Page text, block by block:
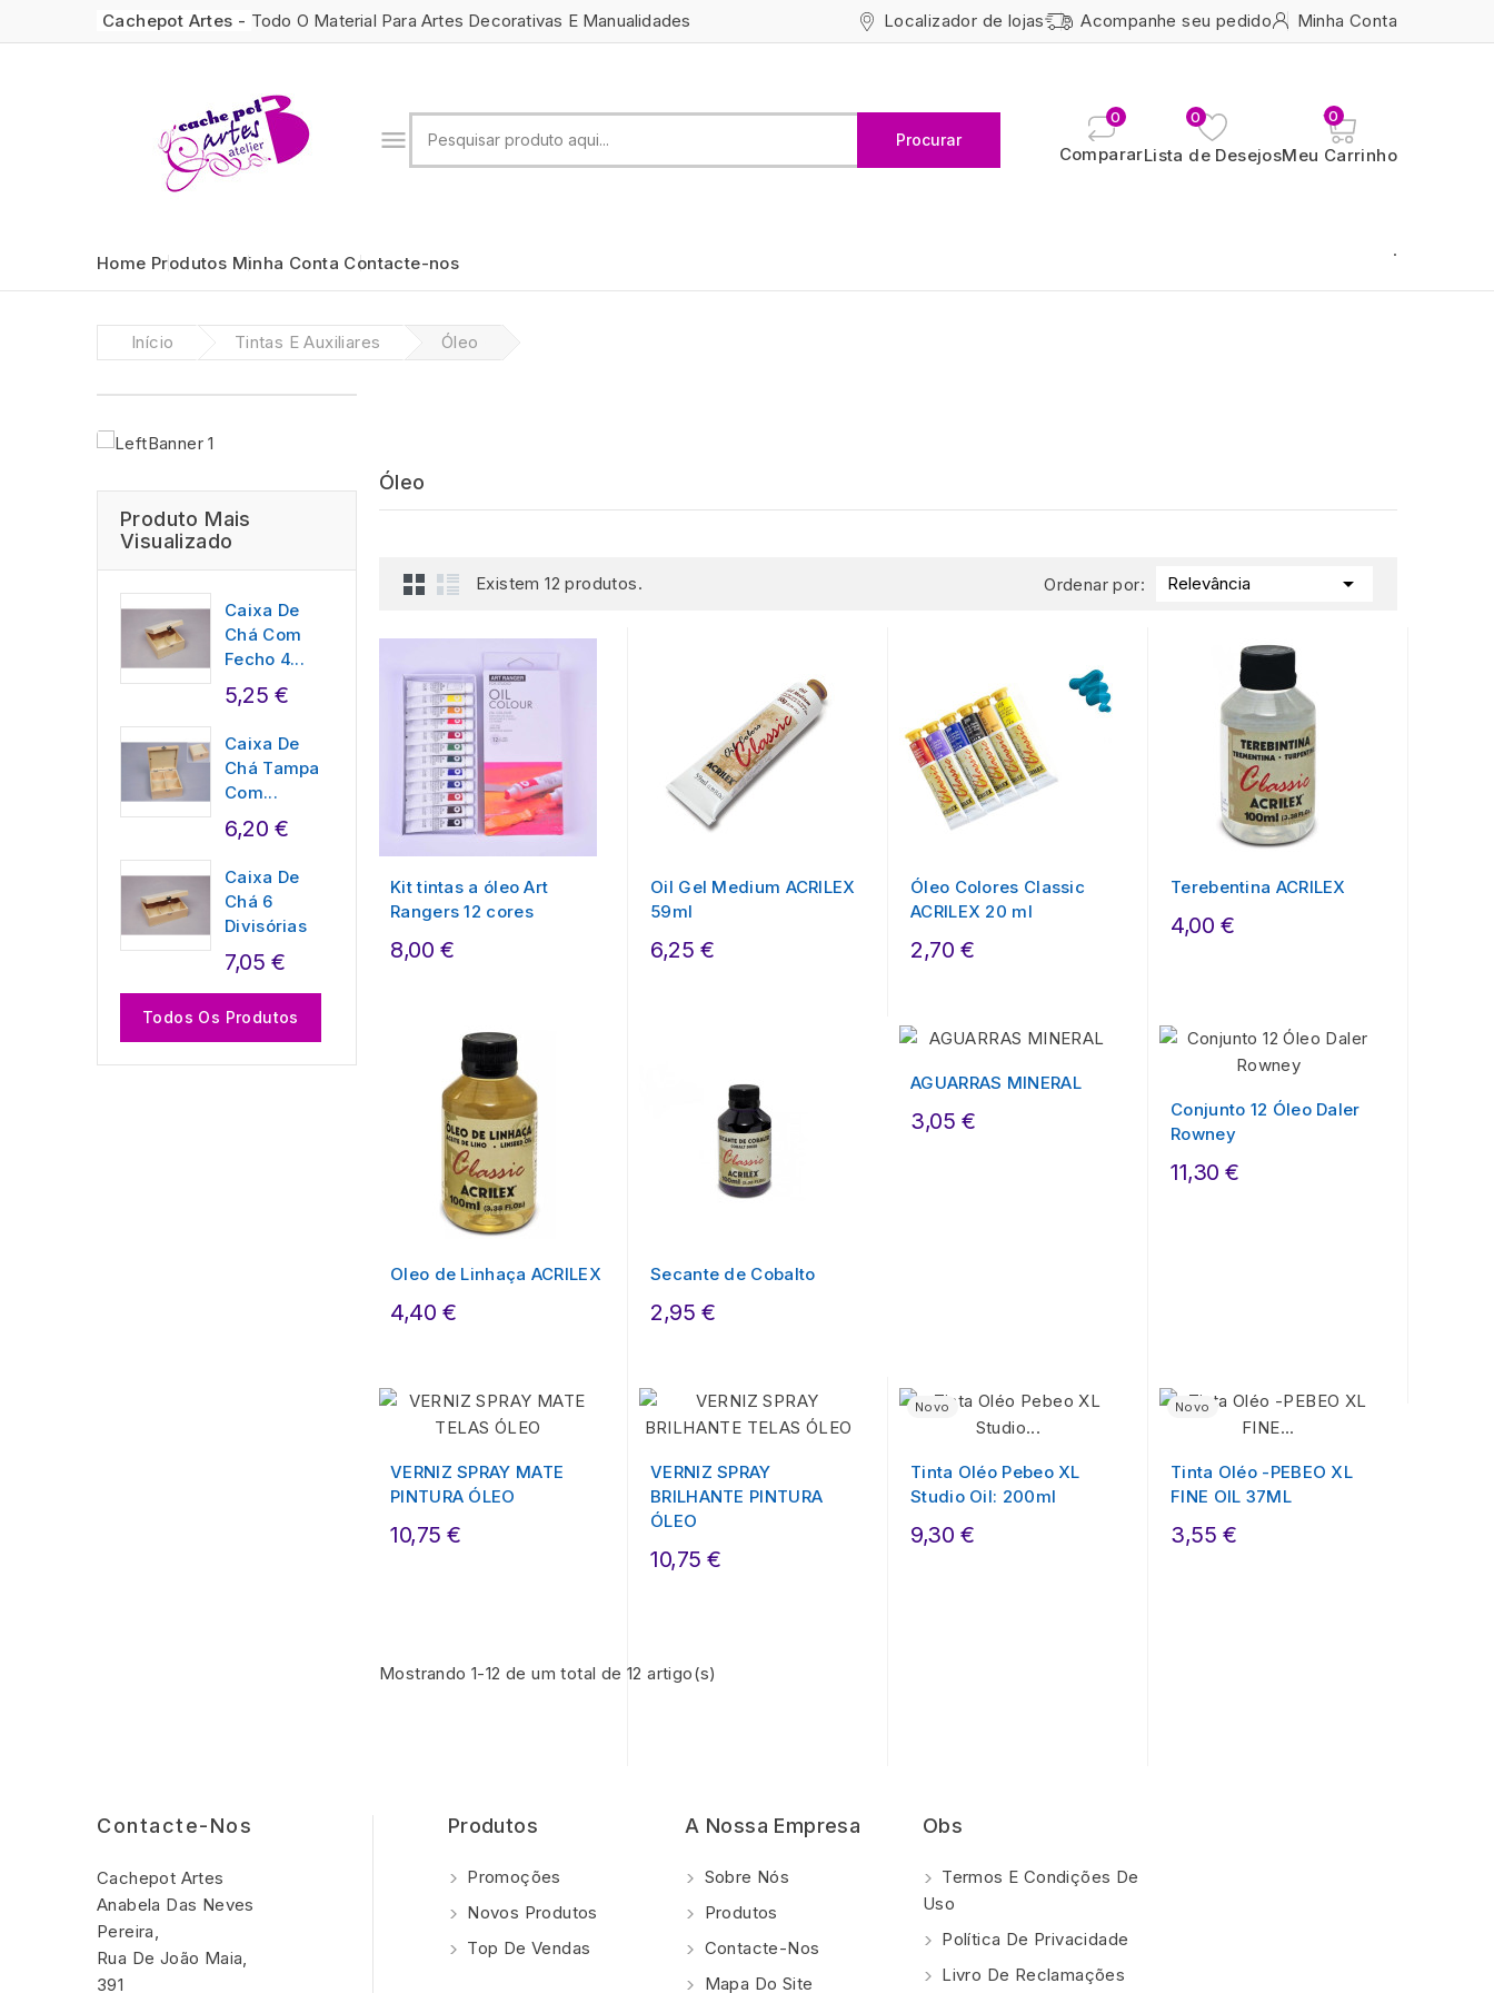
Cachepot Artes - Todo O Material Para Artes Decorativas E Manualidades Localizador de lojas Acompanhe seu pedido Minha Conta
 Procurar
Comparar
0
Lista de Desejos
0 0
Meu Carrinho
Home Produtos Minha Conta Contacte-nos
.
Início Tintas E Auxiliares Óleo
Produto Mais
Visualizado
Caixa De
Chá Com
Fecho 4...
5,25 €
Caixa De
Chá Tampa
Com...
6,20 €
Caixa De
Chá 6
Divisórias
7,05 €
Todos Os Produtos
Óleo
Existem 12 produtos. Ordenar por: Relevância 
Kit tintas a óleo Art
Rangers 12 cores
8,00 €
Oil Gel Medium ACRILEX
59ml
6,25 €
Óleo Colores Classic
ACRILEX 20 ml
2,70 €
Terebentina ACRILEX
4,00 €
Oleo de Linhaça ACRILEX
4,40 €
Secante de Cobalto
2,95 €
AGUARRAS MINERAL
3,05 €
Conjunto 12 Óleo Daler
Rowney
11,30 €
VERNIZ SPRAY MATE
PINTURA ÓLEO
10,75 €
VERNIZ SPRAY
BRILHANTE PINTURA
ÓLEO
10,75 €
Novo
Tinta Oléo Pebeo XL
Studio Oil: 200ml
9,30 €
Novo
Tinta Oléo -PEBEO XL
FINE OIL 37ML
3,55 €
Mostrando 1-12 de um total de 12 artigo(s)
Contacte-Nos
Cachepot Artes
Anabela Das Neves
Pereira,
Rua De João Maia,
391
Produtos
Promoções
Novos Produtos
Top De Vendas
A Nossa Empresa
Sobre Nós
Produtos
Contacte-Nos
Mapa Do Site
Obs
Termos E Condições De
Uso
Polí­tica De Privacidade
Livro De Reclamações